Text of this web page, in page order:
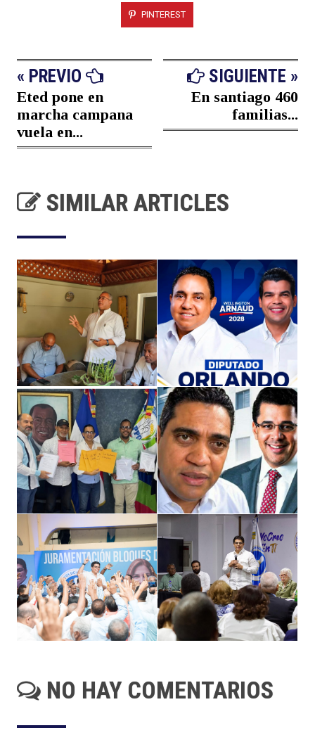
PINTEREST
« PREVIO
Eted pone en
marcha campana
vuela en...
SIGUIENTE »
En santiago 460
familias...
SIMILAR ARTICLES
NO HAY COMENTARIOS